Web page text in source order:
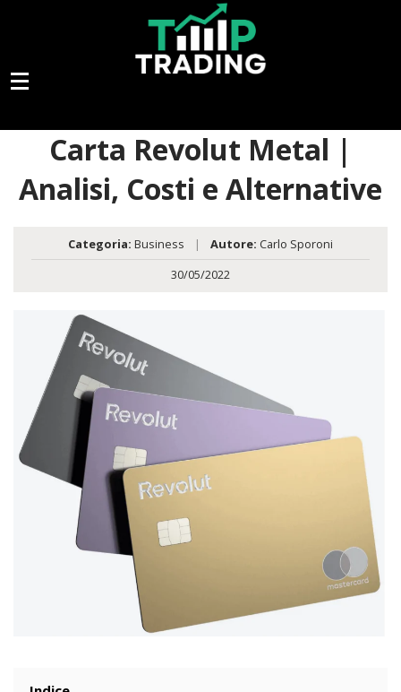
Carta Revolut Metal |
Analisi, Costi e Alternative
Categoria: Business | Autore: Carlo Sporoni
30/05/2022